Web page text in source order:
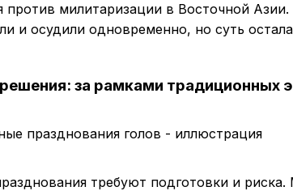
против милитаризации в Восточной
и осудили одновременно, но суть
за рамками традиционных
требуют подготовки и